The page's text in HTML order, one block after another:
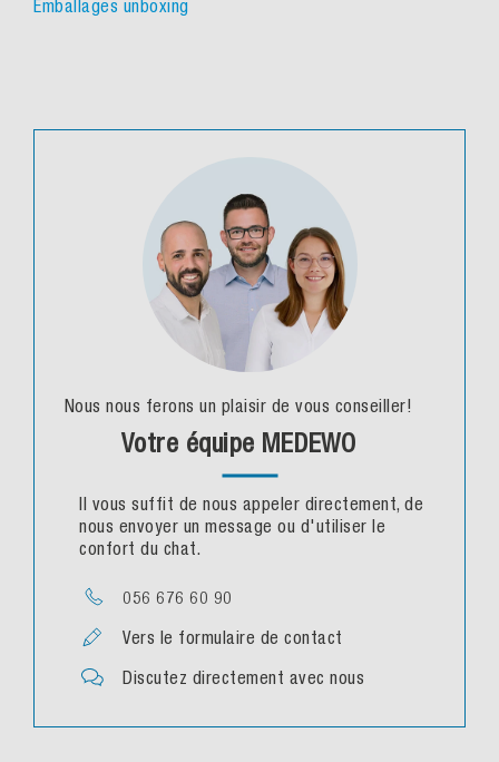
Emballages unboxing
Nous nous ferons un plaisir de vous conseiller!
Votre équipe MEDEWO
Il vous suffit de nous appeler directement, de
nous envoyer un message ou d'utiliser le
confort du chat.
056 676 60 90
Vers le formulaire de contact
Discutez directement avec nous